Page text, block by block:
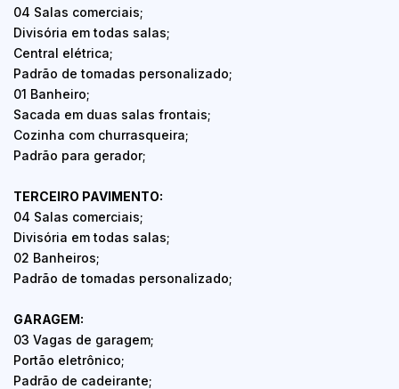
04 Salas comerciais;
Divisória em todas salas;
Central elétrica;
Padrão de tomadas personalizado;
01 Banheiro;
Sacada em duas salas frontais;
Cozinha com churrasqueira;
Padrão para gerador;
TERCEIRO PAVIMENTO:
04 Salas comerciais;
Divisória em todas salas;
02 Banheiros;
Padrão de tomadas personalizado;
GARAGEM:
03 Vagas de garagem;
Portão eletrônico;
Padrão de cadeirante;